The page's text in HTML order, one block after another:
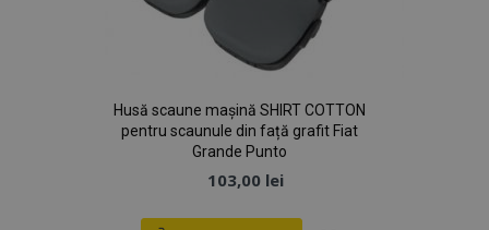
Husă scaune mașină SHIRT COTTON
pentru scaunule din față grafit Fiat
Grande Punto
103,00 lei